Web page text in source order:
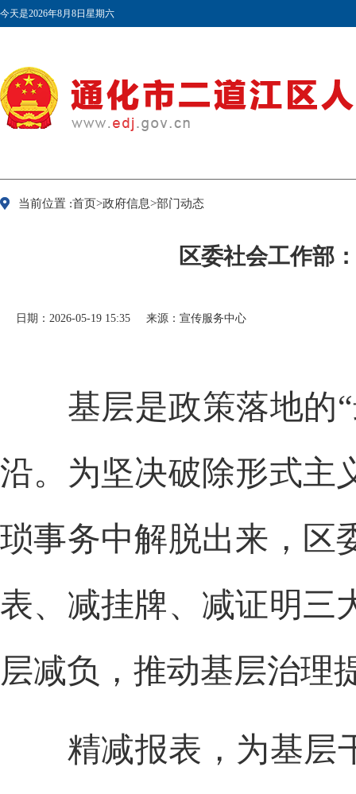
今天是2026年8月8日星期六
当前位置 :首页>政府信息>部门动态
区委社会工作部
日期：2026-05-19 15:35 来源：宣传服务中心
基层是政策落地的“
沿。为坚决破除形式主
琐事务中解脱出来，区
表、减挂牌、减证明三
层减负，推动基层治理
精减报表，为基层干